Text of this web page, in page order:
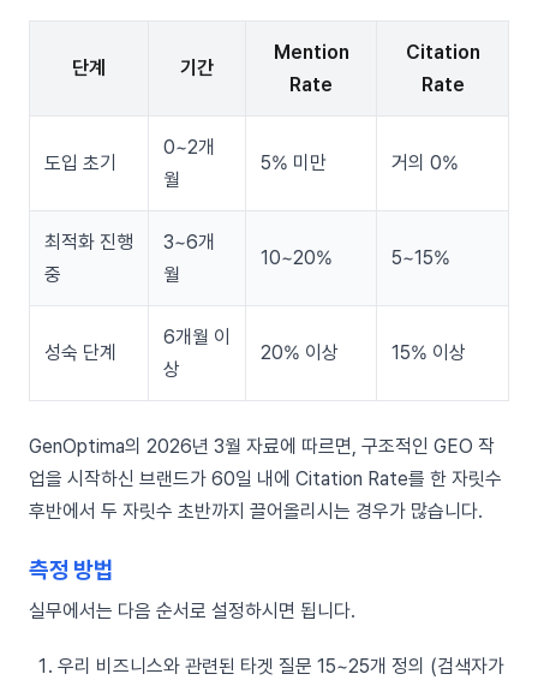
단계 기간
Mention
Rate
Citation
Rate
도입 초기
0~2개
월
5% 미만 거의 0%
최적화 진행
중
3~6개
월
10~20% 5~15%
성숙 단계
6개월 이
상
20% 이상 15% 이상
GenOptima의 2026년 3월 자료에 따르면, 구조적인 GEO 작
업을 시작하신 브랜드가 60일 내에 Citation Rate를 한 자릿수
후반에서 두 자릿수 초반까지 끌어올리시는 경우가 많습니다.
측정 방법
실무에서는 다음 순서로 설정하시면 됩니다.
우리 비즈니스와 관련된 타겟 질문 15~25개 정의 (검색자가